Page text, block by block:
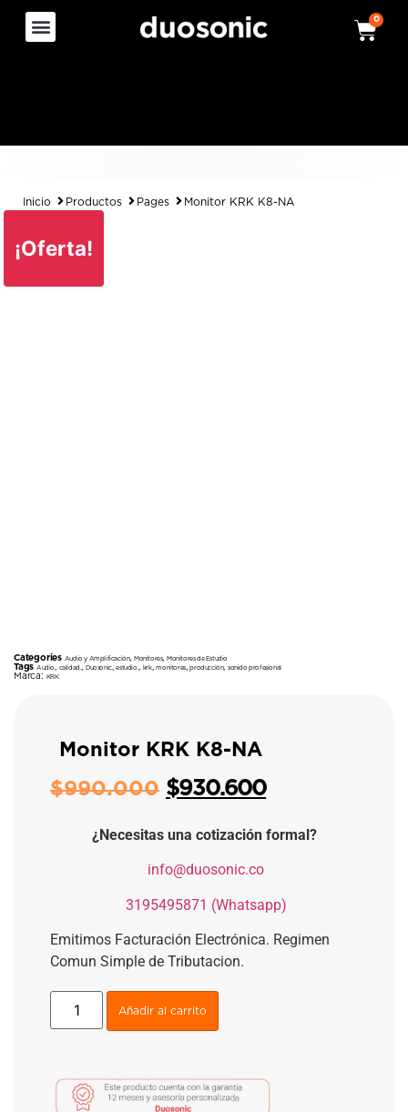
0
Inicio Productos Pages Monitor KRK K8-NA
¡Oferta!
Categories Audio y Amplificación,Monitores,Monitores de Estudio
Tags Audio calidad. ,Duosonic,estudio. krk,monitores,producción, sonido profesional
Marca: KRK
Monitor KRK K8-NA
$990.000 $930.600
¿Necesitas una cotización formal?
info@duosonic.co
3195495871 (Whatsapp)
Emitimos Facturación Electrónica. Regimen
Comun Simple de Tributacion.
Añadir al carrito